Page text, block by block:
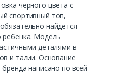
черного цвета с
спортивный топ,
найдется
ребенка. Модель
деталями в
и талии. Основание
написано по всей